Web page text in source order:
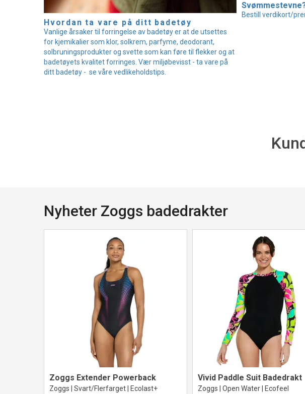
Hvordan ta vare på ditt badetøy
Vanlige årsaker til forringelse av badetøy er at de utsettes
for kjemikalier som klor, solkrem, parfyme, deodorant,
solbruningsprodukter og svette som kan føre til flekker og at
badetøyets kvalitet forringes. Vær miljøbevisst - ta vare på
ditt badetøy - se våre vedlikeholdstips.
Bestill verdikort/
Nyheter Zoggs badedrakter
Zoggs Extender Powerback
Zoggs | Svart/Flerfarget | Ecolast+
Vivid Paddle Suit Badedrakt
Zoggs | Open Water | Ecofeel